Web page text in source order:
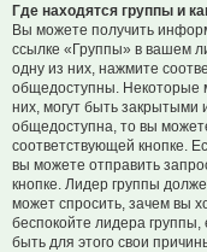
Где находятся группы и
Вы можете получить
ссылке «Группы» в вашем
одну из них, нажмите
общедоступны. Некоторые
них, могут быть закрытыми
общедоступна, то вы
соответствующей кнопке.
вы можете отправить
кнопке. Лидер группы
может спросить, зачем вы
беспокойте лидера группы,
быть для этого свои